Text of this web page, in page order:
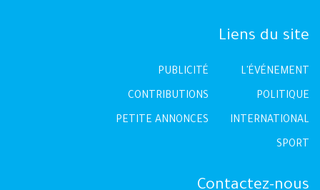
Liens du site
L'ÉVÉNEMENT
POLITIQUE
INTERNATIONAL
SPORT
PUBLICITÉ
CONTRIBUTIONS
PETITE ANNONCES
Contactez-nous